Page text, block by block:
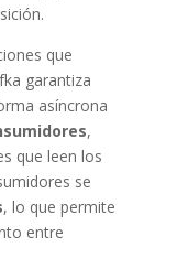
que
garantiza
asíncrona
,
que leen los
se
, lo que permite
entre